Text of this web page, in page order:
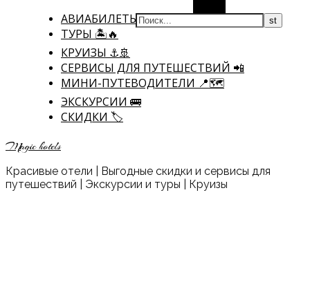
АВИАБИЛЕТЫ ✈
ТУРЫ 🏝🔥
КРУИЗЫ ⚓🚢
CЕРВИСЫ ДЛЯ ПУТЕШЕСТВИЙ 📲
МИНИ-ПУТЕВОДИТЕЛИ 📍🗺️
ЭКСКУРСИИ 🚌
СКИДКИ 🏷️
Magic hotels
Красивые отели | Выгодные скидки и сервисы для
путешествий | Экскурсии и туры | Круизы